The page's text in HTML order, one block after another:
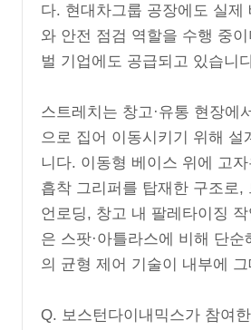
다. 현대차그룹 공장에도 실제
와 안전 점검 역할을 수행 중이
벌 기업에도 공급되고 있습니
스트레치는 창고·유통 현장에
으로 집어 이동시키기 위해 설
니다. 이동형 베이스 위에 고
흡착 그리퍼를 탑재한 구조로,
언로딩, 창고 내 팔레타이징
은 스팟·아틀라스에 비해 단
의 균형 제어 기술이 내부에
Q. 보스턴다이내믹스가 참여